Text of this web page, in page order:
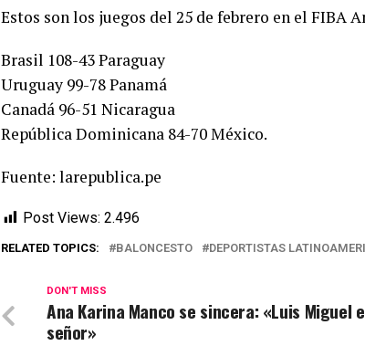
Estos son los juegos del 25 de febrero en el FIBA
Brasil 108-43 Paraguay
Uruguay 99-78 Panamá
Canadá 96-51 Nicaragua
República Dominicana 84-70 México.
Fuente: larepublica.pe
Post Views: 2.496
RELATED TOPICS: BALONCESTO DEPORTISTAS
DON'T MISS
Ana Karina Manco se sincera: «Luis Miguel
señor»